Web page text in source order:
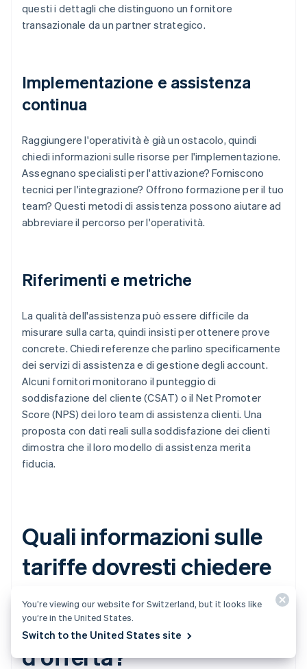
questi i dettagli che distinguono un fornitore
transazionale da un partner strategico.
Implementazione e assistenza
continua
Raggiungere l'operatività è già un ostacolo, quindi
chiedi informazioni sulle risorse per l'implementazione.
Assegnano specialisti per l'attivazione? Forniscono
tecnici per l'integrazione? Offrono formazione per il tuo
team? Questi metodi di assistenza possono aiutare ad
abbreviare il percorso per l'operatività.
Riferimenti e metriche
La qualità dell'assistenza può essere difficile da
misurare sulla carta, quindi insisti per ottenere prove
concrete. Chiedi referenze che parlino specificamente
dei servizi di assistenza e di gestione degli account.
Alcuni fornitori monitorano il punteggio di
soddisfazione del cliente (CSAT) o il Net Promoter
Score (NPS) dei loro team di assistenza clienti. Una
proposta con dati reali sulla soddisfazione dei clienti
dimostra che il loro modello di assistenza merita
fiducia.
Quali informazioni sulle
tariffe dovresti chiedere
ai fornitori di specificare
per una richiesta
d'offerta?
You’re viewing our website for Switzerland, but it looks like
you’re in the United States.
Switch to the United States site